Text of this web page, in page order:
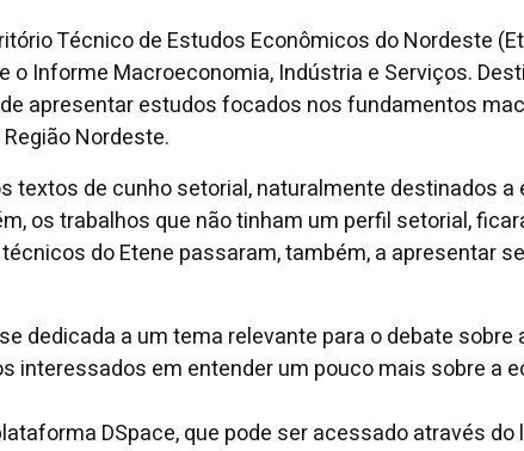
Técnico de Estudos Econômicos do Nordeste
Informe Macroeconomia, Indústria e Serviços.
apresentar estudos focados nos fundamentos
Nordeste.
textos de cunho setorial, naturalmente destinados
os trabalhos que não tinham um perfil setorial,
do Etene passaram, também, a apresentar
dedicada a um tema relevante para o debate
interessados em entender um pouco mais sobre a
DSpace, que pode ser acessado através do